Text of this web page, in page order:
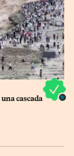
cascada